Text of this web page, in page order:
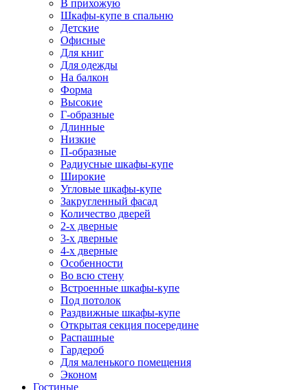
В прихожую
Шкафы-купе в спальню
Детские
Офисные
Для книг
Для одежды
На балкон
Форма
Высокие
Г-образные
Длинные
Низкие
П-образные
Радиусные шкафы-купе
Широкие
Угловые шкафы-купе
Закругленный фасад
Количество дверей
2-х дверные
3-х дверные
4-х дверные
Особенности
Во всю стену
Встроенные шкафы-купе
Под потолок
Раздвижные шкафы-купе
Открытая секция посередине
Распашные
Гардероб
Для маленького помещения
Эконом
Гостиные